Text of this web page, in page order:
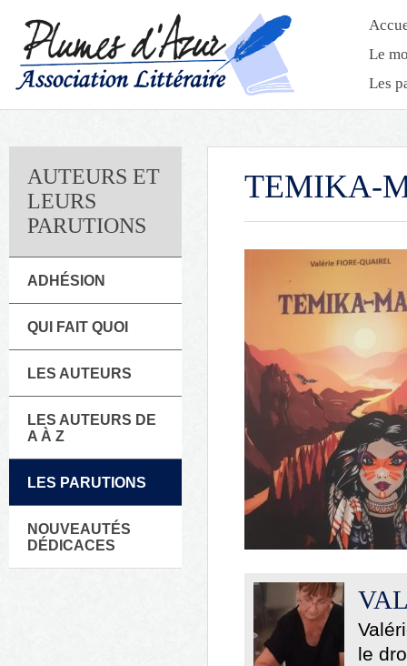
Le
Les
AUTEURS ET
LEURS
PARUTIONS
ADHÉSION
QUI FAIT QUOI
LES AUTEURS
LES AUTEURS DE
A À Z
LES PARUTIONS
NOUVEAUTÉS
DÉDICACES
TEMIKA-
le